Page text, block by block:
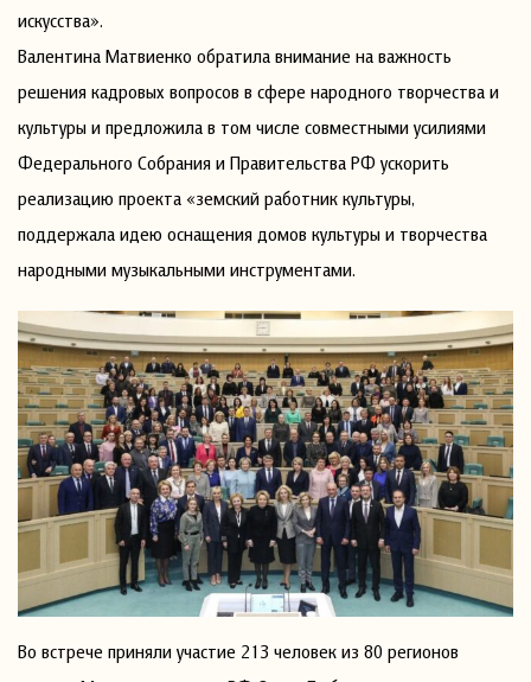
искусства».
Валентина Матвиенко обратила внимание на важность
решения кадровых вопросов в сфере народного творчества и
культуры и предложила в том числе совместными усилиями
Федерального Собрания и Правительства РФ ускорить
реализацию проекта «земский работник культуры,
поддержала идею оснащения домов культуры и творчества
народными музыкальными инструментами.
Во встрече приняли участие 213 человек из 80 регионов